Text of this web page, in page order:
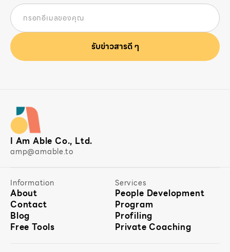
I Am Able Co., Ltd.
amp@amable.to
Information
About
Contact
Blog
Free Tools
Services
People Development
Program
Profiling
Private Coaching